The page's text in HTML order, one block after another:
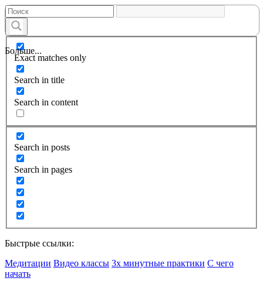
Больше...
Exact matches only
Search in title
Search in content
Search in posts
Search in pages
Быстрые ссылки:
Медитации Видео классы 3х минутные практики С чего
начать